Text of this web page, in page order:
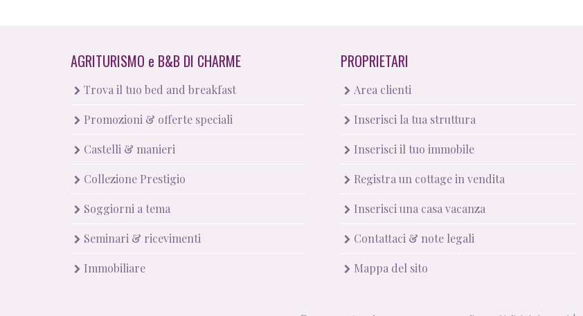
AGRITURISMO e B&B DI CHARME
Trova il tuo bed and breakfast
Promozioni & offerte speciali
Castelli & manieri
Collezione Prestigio
Soggiorni a tema
Seminari & ricevimenti
Immobiliare
PROPRIETARI
Area clienti
Inserisci la tua struttura
Inserisci il tuo immobile
Registra un cottage in vendita
Inserisci una casa vacanza
Contattaci & note legali
Mappa del sito